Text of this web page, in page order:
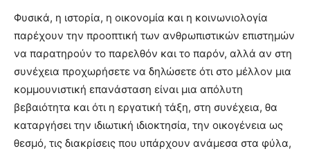
Φυσικά, η ιστορία, η οικονομία και η κοινωνιολογία
παρέχουν την προοπτική των ανθρωπιστικών επιστημών
να παρατηρούν το παρελθόν και το παρόν, αλλά αν στη
συνέχεια προχωρήσετε να δηλώσετε ότι στο μέλλον μια
κομμουνιστική επανάσταση είναι μια απόλυτη
βεβαιότητα και ότι η εργατική τάξη, στη συνέχεια, θα
καταργήσει την ιδιωτική ιδιοκτησία, την οικογένεια ως
θεσμό, τις διακρίσεις που υπάρχουν ανάμεσα στα φύλα,